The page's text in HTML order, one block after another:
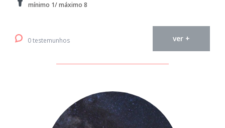
mínimo 1/ máximo 8
0 testemunhos ver +